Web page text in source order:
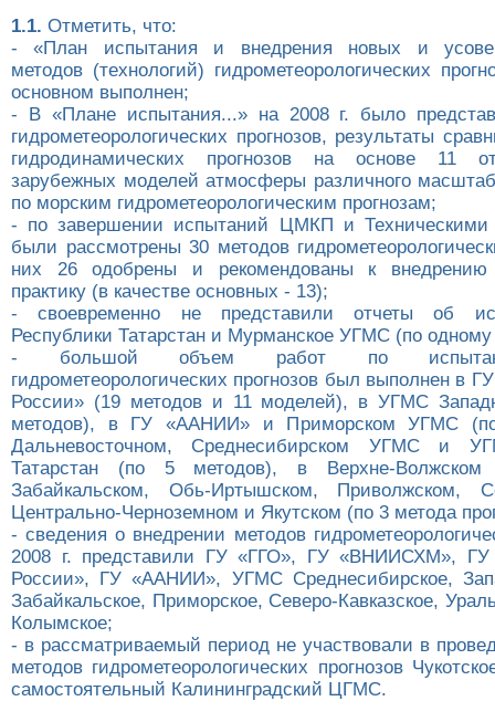
1.1. Отметить, что:
- «План испытания и внедрения новых и
методов (технологий) гидрометеорологических
основном выполнен;
- В «Плане испытания...» на 2008 г. было
гидрометеорологических прогнозов, результаты
гидродинамических прогнозов на основе 11
зарубежных моделей атмосферы различного
по морским гидрометеорологическим прогнозам;
- по завершении испытаний ЦМКП и
были рассмотрены 30 методов
них 26 одобрены и рекомендованы к внедрению
практику (в качестве основных - 13);
- своевременно не представили отчеты об
Республики Татарстан и Мурманское УГМС (по
- большой объем работ по
гидрометеорологических прогнозов был выполнен в
России» (19 методов и 11 моделей), в УГМС
методов), в ГУ «ААНИИ» и Приморском УГМС
Дальневосточном, Среднесибирском УГМС и
Татарстан (по 5 методов), в Верхне-
Забайкальском, Обь-Иртышском, Приволжском,
Центрально-Черноземном и Якутском (по 3 метода
- сведения о внедрении методов
2008 г. представили ГУ «ГГО», ГУ «ВНИИСХМ», ГУ
России», ГУ «ААНИИ», УГМС Среднесибирское,
Забайкальское, Приморское, Северо-Кавказское,
Колымское;
- в рассматриваемый период не участвовали в
методов гидрометеорологических прогнозов
самостоятельный Калининградский ЦГМС.